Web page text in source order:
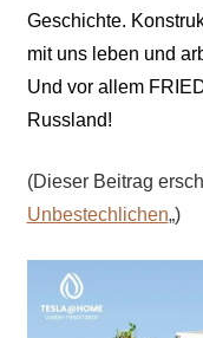
Geschichte.
mit uns leben und
Und vor allem
Russland!
(Dieser Beitrag
Unbestechlichen„)